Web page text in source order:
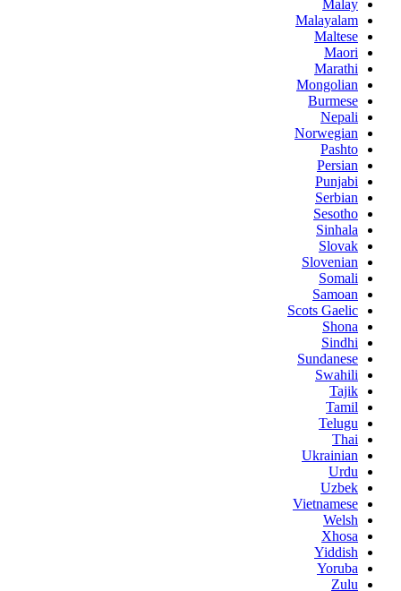
Malay
Malayalam
Maltese
Maori
Marathi
Mongolian
Burmese
Nepali
Norwegian
Pashto
Persian
Punjabi
Serbian
Sesotho
Sinhala
Slovak
Slovenian
Somali
Samoan
Scots Gaelic
Shona
Sindhi
Sundanese
Swahili
Tajik
Tamil
Telugu
Thai
Ukrainian
Urdu
Uzbek
Vietnamese
Welsh
Xhosa
Yiddish
Yoruba
Zulu